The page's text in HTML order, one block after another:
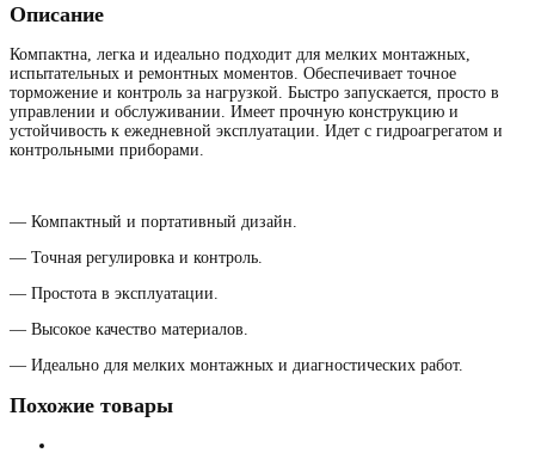
Описание
Компактна, легка и идеально подходит для мелких монтажных,
испытательных и ремонтных моментов. Обеспечивает точное
торможение и контроль за нагрузкой. Быстро запускается, просто в
управлении и обслуживании. Имеет прочную конструкцию и
устойчивость к ежедневной эксплуатации. Идет с гидроагрегатом и
контрольными приборами.
— Компактный и портативный дизайн.
— Точная регулировка и контроль.
— Простота в эксплуатации.
— Высокое качество материалов.
— Идеально для мелких монтажных и диагностических работ.
Похожие товары